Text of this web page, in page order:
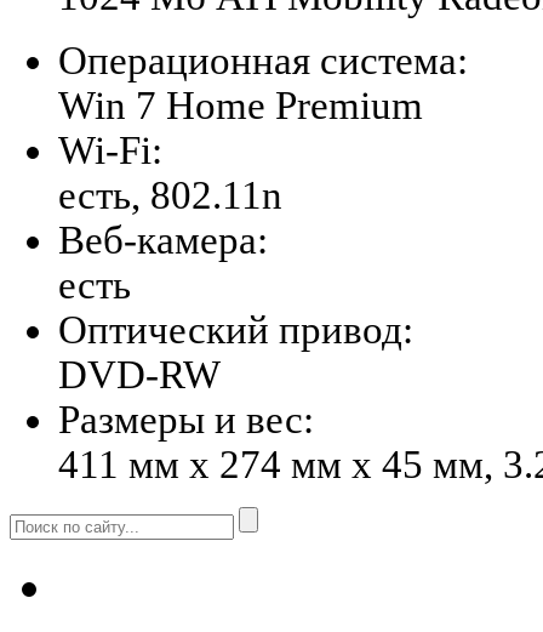
Операционная система:
Win 7 Home Premium
Wi-Fi:
есть, 802.11n
Веб-камера:
есть
Оптический привод:
DVD-RW
Размеры и вес:
411 мм x 274 мм x 45 мм,